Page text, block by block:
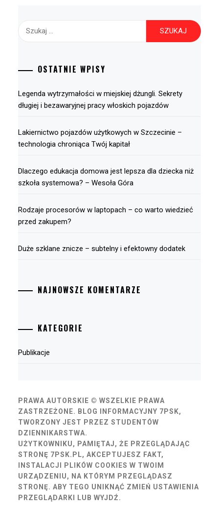
OSTATNIE WPISY
Legenda wytrzymałości w miejskiej dżungli. Sekrety
długiej i bezawaryjnej pracy włoskich pojazdów
Lakiernictwo pojazdów użytkowych w Szczecinie –
technologia chroniąca Twój kapitał
Dlaczego edukacja domowa jest lepsza dla dziecka niż
szkoła systemowa? – Wesoła Góra
Rodzaje procesorów w laptopach – co warto wiedzieć
przed zakupem?
Duże szklane znicze – subtelny i efektowny dodatek
NAJNOWSZE KOMENTARZE
KATEGORIE
Publikacje
PRAWA AUTORSKIE © WSZELKIE PRAWA
ZASTRZEŻONE. BLOG INFORMACYJNY 7PSK,
TWORZONY JEST PRZEZ STUDENTÓW
DZIENNIKARSTWA.
UŻYTKOWNIKU, PAMIĘTAJ, ŻE PRZEGLĄDAJĄC
STRONĘ 7PSK.PL, AKCEPTUJESZ FAKT,
INSTALACJI PLIKÓW COOKIES W TWOIM
URZĄDZENIU, NA KTÓRYM PRZEGLĄDASZ
STRONĘ. ABY TEGO UNIKNĄĆ ZMIEŃ USTAWIENIA
PRZEGLĄDARKI LUB WYJDŹ.